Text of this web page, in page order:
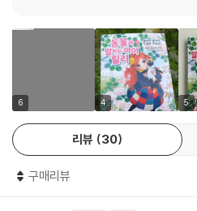
볏왕관펭귄인 파샤는 불평이 많고 다른
귄이다. 훔볼트펭귄인 카지미르와 켄터
전혀 관심이 없고 자기들끼리 알을 품
인 다섯 공주 펭귄은 끊임없이 티격태
한다. 그리고 아프리카펭귄인 유키는
을 일삼는다. ‘문제적 펭귄’들을 눈앞에
미가 안 보이자 절망에 빠진다. 릴리는
6 4 5
리뷰 30
구매리뷰